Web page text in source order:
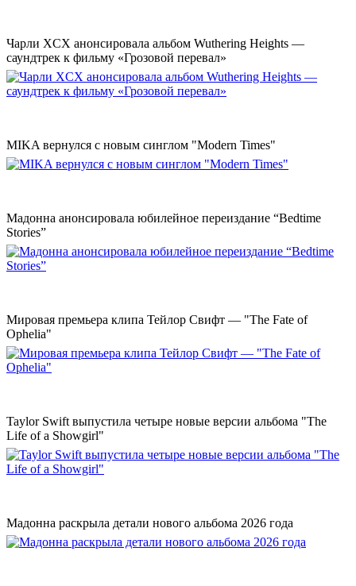
Чарли XCX анонсировала альбом Wuthering Heights —
саундтрек к фильму «Грозовой перевал»
MIKA вернулся с новым синглом "Modern Times"
Мадонна анонсировала юбилейное переиздание “Bedtime
Stories”
Мировая премьера клипа Тейлор Свифт — "The Fate of
Ophelia"
Taylor Swift выпустила четыре новые версии альбома "The
Life of a Showgirl"
Мадонна раскрыла детали нового альбома 2026 года